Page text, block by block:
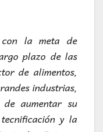
con la meta de
plazo de las
de alimentos,
industrias,
aumentar su
y la